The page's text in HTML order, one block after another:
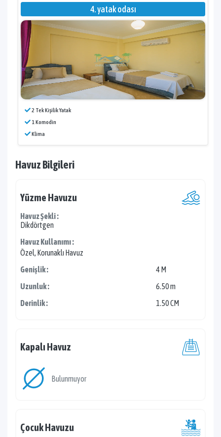
4. yatak odası
2 Tek Kişilik Yatak
1 Komodin
Klima
Havuz Bilgileri
Yüzme Havuzu
Havuz Şekli :
Dikdörtgen
Havuz Kullanımı :
Özel, Korunaklı Havuz
Genişlik :
4 M
Uzunluk :
6.50 m
Derinlik :
1.50 CM
Kapalı Havuz
Bulunmuyor
Çocuk Havuzu